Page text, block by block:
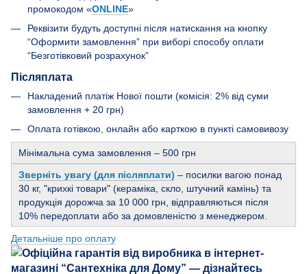
промокодом «ONLINE»
Реквізити будуть доступні після натискання на кнопку
“Оформити замовлення” при виборі способу оплати
“Безготівковий розрахунок”
Післяплата
Накладений платіж Нової пошти (комісія: 2% від суми
замовлення + 20 грн)
Оплата готівкою, онлайн або карткою в пункті самовивозу
Мінімальна сума замовлення – 500 грн
Зверніть увагу (для післяплати) – посилки вагою понад
30 кг, "крихкі товари" (кераміка, скло, штучний камінь) та
продукція дорожча за 10 000 грн, відправляються після
10% передоплати або за домовленістю з менеджером.
Детальніше про оплату